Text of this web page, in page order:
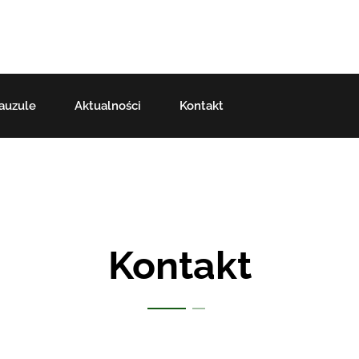
Aktualności Kontakt
Kontakt